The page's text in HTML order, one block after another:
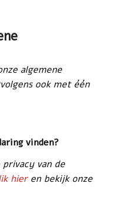
algemene
ook met één
vinden?
van de
hieren bekijk onze